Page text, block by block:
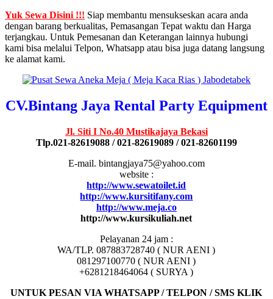
Yuk Sewa Disini !!! Siap membantu mensukseskan acara anda
dengan barang berkualitas, Pemasangan Tepat waktu dan Harga
terjangkau. Untuk Pemesanan dan Keterangan lainnya hubungi
kami bisa melalui Telpon, Whatsapp atau bisa juga datang langsung
ke alamat kami.
CV.Bintang Jaya Rental Party Equipment
Jl. Siti I No.40 Mustikajaya Bekasi
Tlp.021-82619088 / 021-82619089 / 021-82601199
E-mail. bintangjaya75@yahoo.com
website :
http://www.sewatoilet.id
http://www.kursitifany.com
http://www.meja.co
http://www.kursikuliah.net
Pelayanan 24 jam :
WA/TLP. 087883728740 ( NUR AENI )
081297100770 ( NUR AENI )
+6281218464064 ( SURYA )
UNTUK PESAN VIA WHATSAPP / TELPON / SMS KLIK